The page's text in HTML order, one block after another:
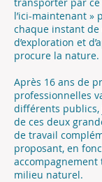
l’ici-maintenant »
chaque instant de
d’exploration et
procure la nature.
Après 16 ans de
professionnelles
différents publics,
de ces deux
de travail
proposant, en
milieu naturel.